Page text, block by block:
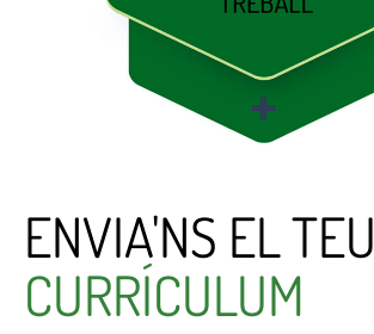
ENVIA'NS EL TEU
CURRÍCULUM